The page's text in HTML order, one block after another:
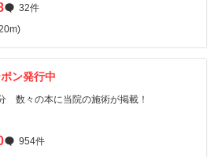
32件
ン発行中
数々の本に当院の施術が掲載！
954件